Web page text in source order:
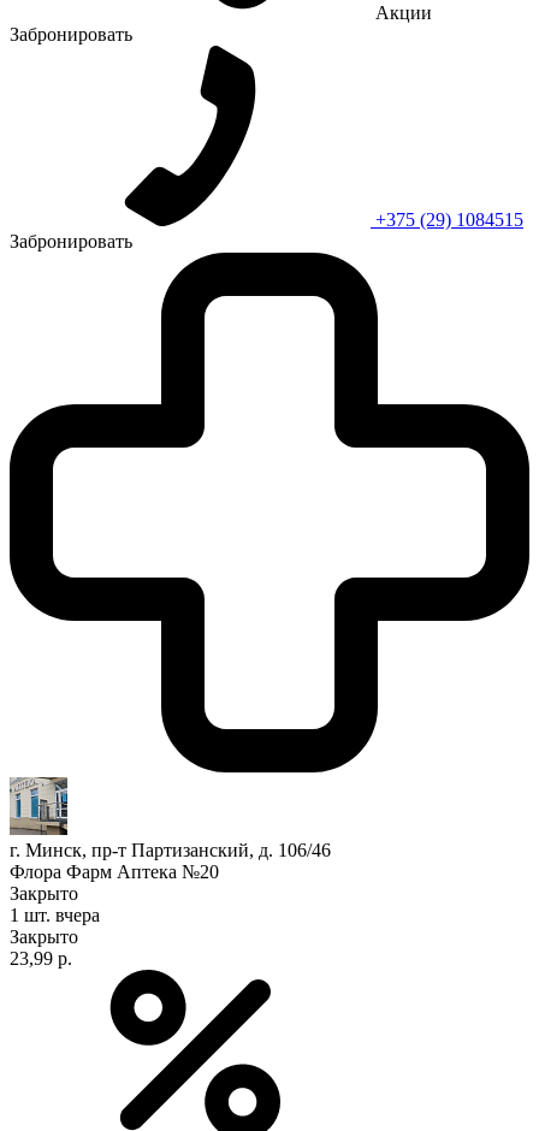
Акции
Забронировать
+375 (29) 1084515
Забронировать
г. Минск, пр-т Партизанский, д. 106/46
Флора Фарм Аптека №20
Закрыто
1 шт. вчера
Закрыто
23,99 р.